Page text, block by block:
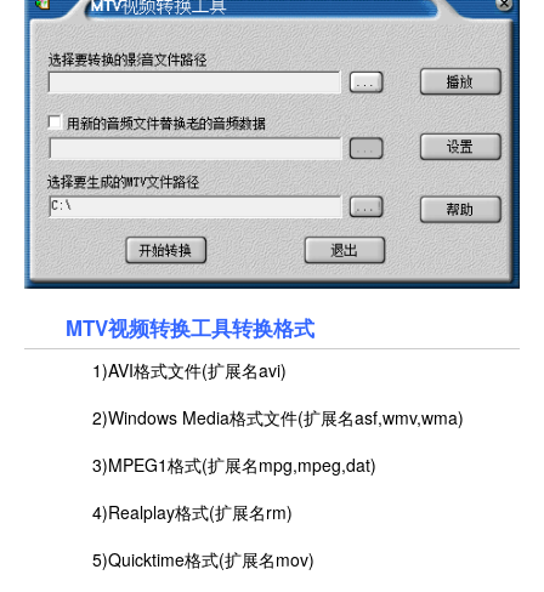
MTV视频转换工具转换格式
1)AVI格式文件(扩展名avi)
2)Windows Media格式文件(扩展名asf,wmv,wma)
3)MPEG1格式(扩展名mpg,mpeg,dat)
4)Realplay格式(扩展名rm)
5)Quicktime格式(扩展名mov)